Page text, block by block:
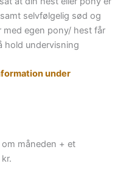
selvfølgelig sød og
egen pony/ hest får
hold undervisning
under
måneden + et